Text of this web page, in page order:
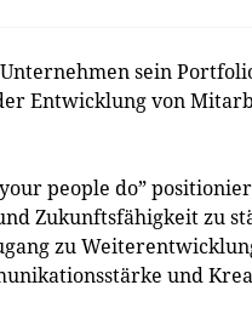
sein
Entwicklung von
people do”
Zukunftsfähigkeit zu
zu
und